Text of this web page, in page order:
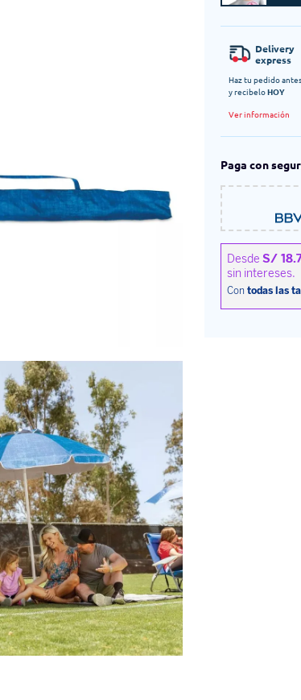
Delivery
express
Haz tu pedido
y recibeloHOY
Ver información
Paga con